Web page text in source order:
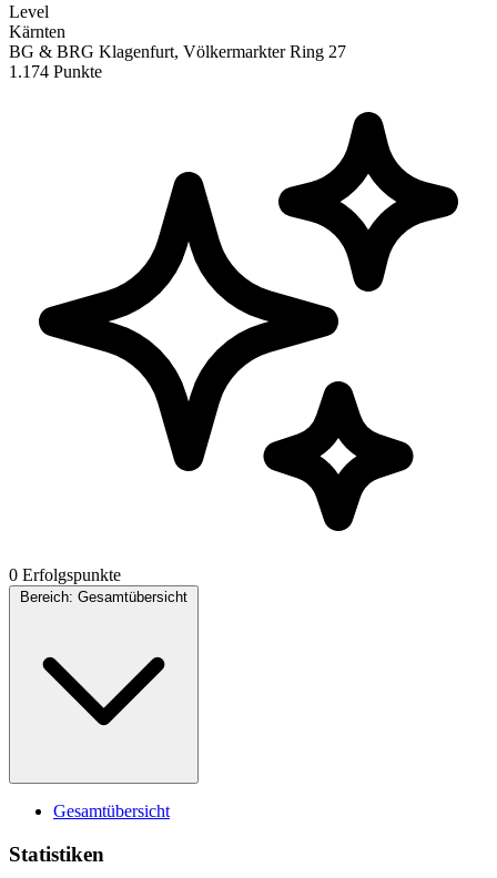
Level
Kärnten
BG & BRG Klagenfurt, Völkermarkter Ring 27
1.174 Punkte
0 Erfolgspunkte
Bereich: Gesamtübersicht
Gesamtübersicht
Statistiken